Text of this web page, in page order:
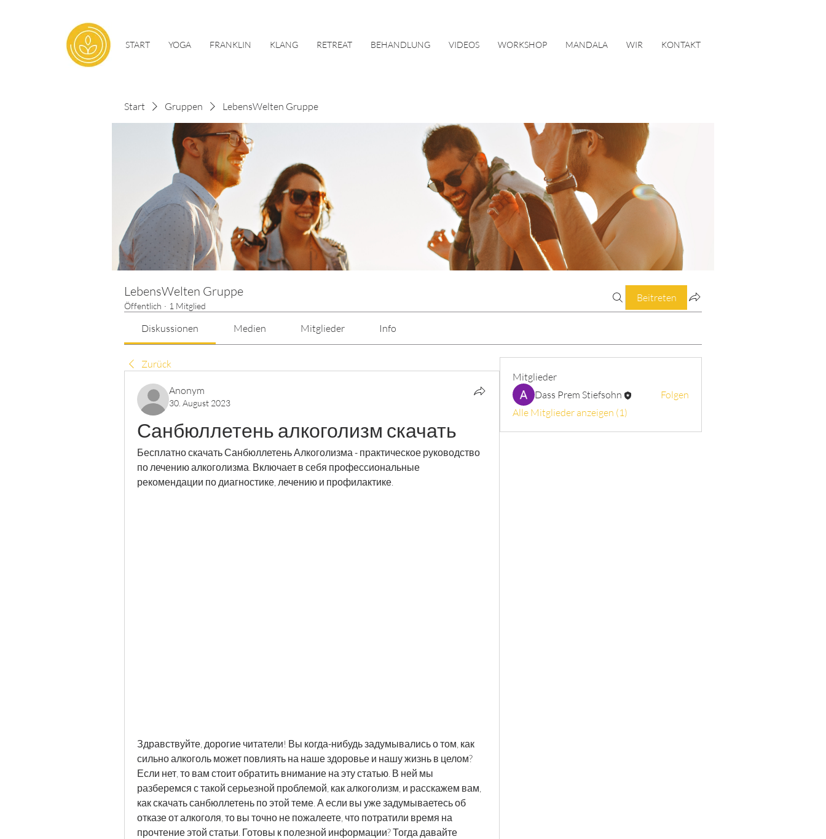
START YOGA FRANKLIN KLANG RETREAT BEHANDLUNG VIDEOS WORKSHOP MANDALA WIR KONTAKT
Start Gruppen LebensWelten Gruppe
LebensWelten Gruppe
Öffentlich · 1 Mitglied
Beitreten
Diskussionen Medien Mitglieder Info
Zurück
Anonym
30. August 2023
Санбюллетень алкоголизм скачать
Бесплатно скачать Санбюллетень Алкоголизма - практическое руководство
по лечению алкоголизма. Включает в себя профессиональные
рекомендации по диагностике, лечению и профилактике.
Здравствуйте, дорогие читатели! Вы когда-нибудь задумывались о том, как
сильно алкоголь может повлиять на наше здоровье и нашу жизнь в целом?
Если нет, то вам стоит обратить внимание на эту статью. В ней мы
разберемся с такой серьезной проблемой, как алкоголизм, и расскажем вам,
как скачать санбюллетень по этой теме. А если вы уже задумываетесь об
отказе от алкоголя, то вы точно не пожалеете, что потратили время на
прочтение этой статьи. Готовы к полезной информации? Тогда давайте
Mitglieder
Dass Prem Stiefsohn
Folgen
Alle Mitglieder anzeigen (1)